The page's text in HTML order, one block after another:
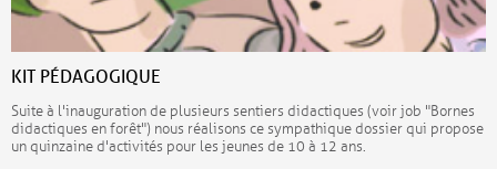
KIT PÉDAGOGIQUE
Suite à l'inauguration de plusieurs sentiers didactiques (voir job "Bornes
didactiques en forêt") nous réalisons ce sympathique dossier qui propose
un quinzaine d'activités pour les jeunes de 10 à 12 ans.